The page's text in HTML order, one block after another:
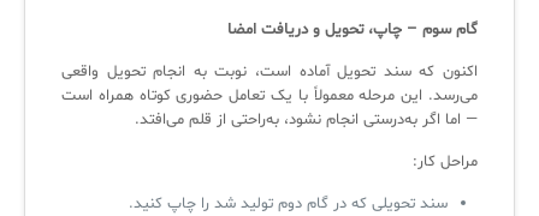
گام سوم – چاپ، تحویل و دریافت امضا
اکنون که سند تحویل آماده است، نوبت به انجام تحویل واقعی
می‌رسد. این مرحله معمولاً با یک تعامل حضوری کوتاه همراه است
— اما اگر به‌درستی انجام نشود، به‌راحتی از قلم می‌افتد.
مراحل کار:
سند تحویلی که در گام دوم تولید شد را چاپ کنید.